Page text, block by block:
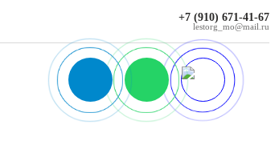
+7 (910) 671-41-67
lestorg_mo@mail.ru